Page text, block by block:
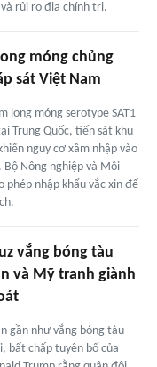
rủi ro địa chính trị.
móng chủng
sát Việt Nam
long móng serotype SAT1
Trung Quốc, tiến sát khu
nguy cơ xâm nhập vào
Nông nghiệp và Môi
nhập khẩu vắc xin để
vắng bóng tàu
và Mỹ tranh giành
gần như vắng bóng tàu
bất chấp tuyên bố của